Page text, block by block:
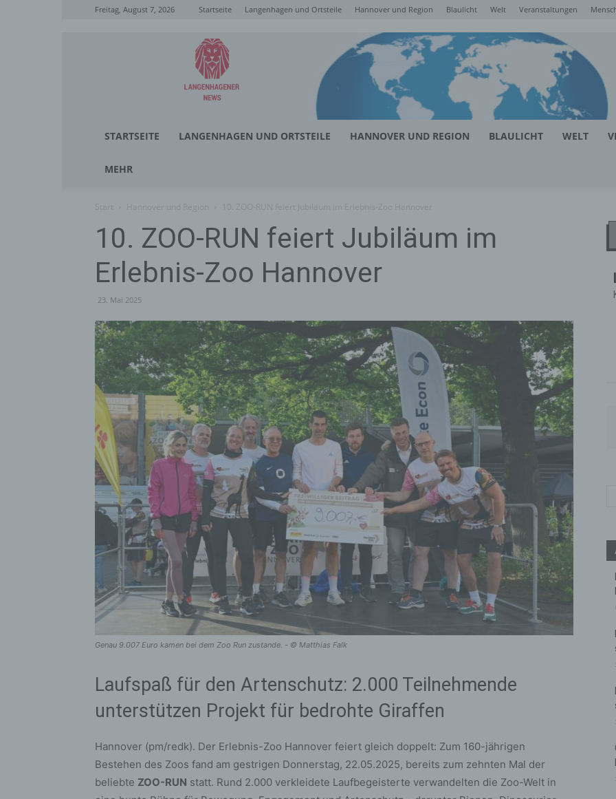
Freitag, August 7, 2026 Startseite Langenhagen und Ortsteile Hannover und Region Blaulicht Welt Veranstaltungen
Langenhagener
News
STARTSEITE LANGENHAGEN UND ORTSTEILE HANNOVER UND REGION BLAULICHT WELT
MEHR
10. ZOO-RUN feiert Jubiläum im
Erlebnis-Zoo Hannover
23. Mai 2025
Genau 9.007 Euro kamen bei dem Zoo Run zustande. - © Matthias Falk
Laufspaß für den Artenschutz: 2.000 Teilnehmende
unterstützen Projekt für bedrohte Giraffen
Hannover (pm/redk). Der Erlebnis-Zoo Hannover feiert gleich doppelt: Zum 160-jährigen
Bestehen des Zoos fand am gestrigen Donnerstag, 22.05.2025, bereits zum zehnten Mal der
beliebte ZOO-RUN statt. Rund 2.000 verkleidete Laufbegeisterte verwandelten die Zoo-Welt in